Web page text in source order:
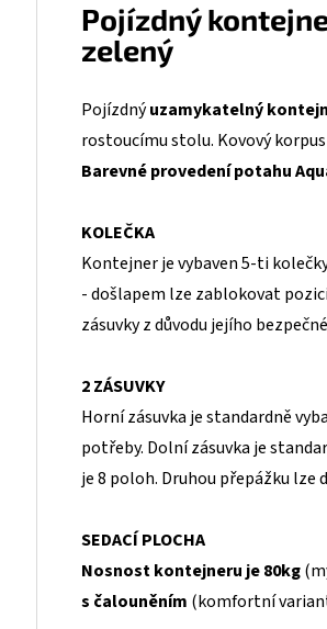
Pojízdný
zelený
Pojízdnýuzamykatelný
rostoucímu stolu. Kovový
Barevné provedení potahu
KOLEČKA
Kontejner je vybaven 5-ti
- došlapem lze zablokovat
zásuvky z důvodu jejího
2 ZÁSUVKY
Horní zásuvka je standardně
potřeby. Dolní zásuvka je
je 8 poloh. Druhou přepážku lze
SEDACÍ PLOCHA
Nosnost kontejneru je 80kg
s čalouněním (komfortní